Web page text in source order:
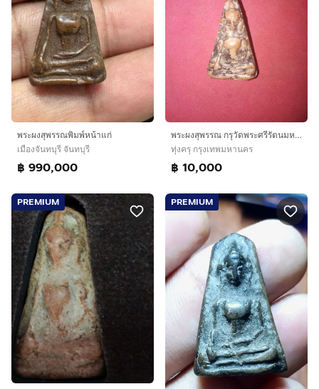
พระผงสุพรรณพิมพ์หน้าแก่
เมืองจันทบุรี จันทบุรี
฿ 990,000
พระผงสุพรรณ กรุวัดพระศรีรัตนมหาธาตุ สุพรรณบุรี เนื้อดิน ลงรัก ทรงบิดเบี้ยว ผิวเดิม เก่า แห้ง รักลอก เดิมๆ เป็นธรรมชาติ สภาพสวยงามแท้ หายากมา
ทุ่งครุ กรุงเทพมหานคร
฿ 10,000
PREMIUM PREMIUM